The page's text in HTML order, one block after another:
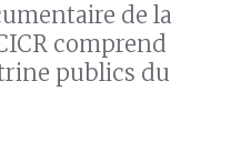
de la
comprend
publics du